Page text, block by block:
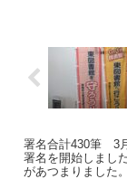
署名合計430筆 3
署名を開始しまし
があつまりました